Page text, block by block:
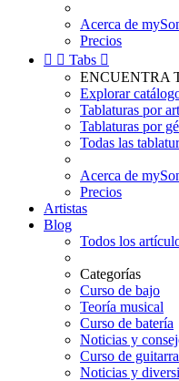
Acerca de
Precios
  Tabs 
ENCUENTRA
Explorar
Tablaturas por
Tablaturas por
Todas las
Acerca de
Precios
Artistas
Blog
Todos los
Categorías
Curso de bajo
Teoría musical
Curso de batería
Noticias y
Curso de guitarra
Noticias y